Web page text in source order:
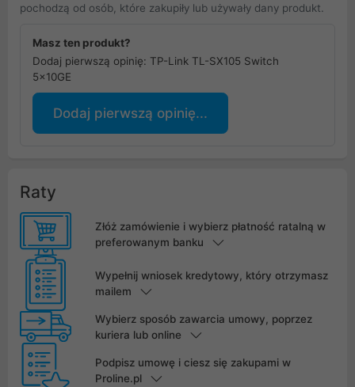
pochodzą od osób, które zakupiły lub używały dany produkt.
Masz ten produkt?
Dodaj pierwszą opinię: TP-Link TL-SX105 Switch
5x10GE
Dodaj pierwszą opinię...
Raty
Złóż zamówienie i wybierz płatność ratalną w
preferowanym banku
Wypełnij wniosek kredytowy, który otrzymasz
mailem
Wybierz sposób zawarcia umowy, poprzez
kuriera lub online
Podpisz umowę i ciesz się zakupami w
Proline.pl